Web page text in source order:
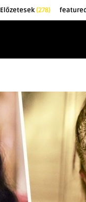
Előzetesek(278)